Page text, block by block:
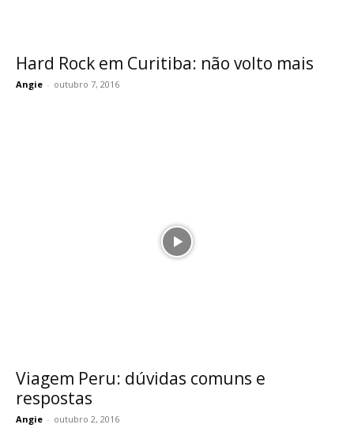
Hard Rock em Curitiba: não volto mais
Angie - outubro 7, 2016
Viagem Peru: dúvidas comuns e
respostas
Angie - outubro 2, 2016